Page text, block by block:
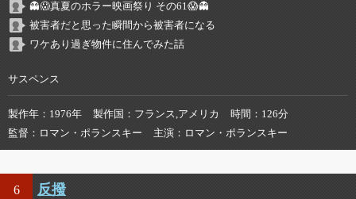
👻😱真夏のホラー映画祭り その61😱👻
被害者だと思った瞬間から被害者になる
ワケあり過ぎ物件に住んでみた話
サスペンス
製作年 1976年 製作国 フランス,アメリカ 時間
126分
監督
ロマン・ポランスキー 主演 ロマン・ポランスキー
6 反撥